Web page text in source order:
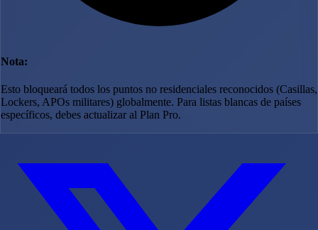
Nota:
Esto bloqueará todos los puntos no residenciales reconocidos (Casillas,
Lockers, APOs militares) globalmente. Para listas blancas de países
específicos, debes actualizar al Plan Pro.